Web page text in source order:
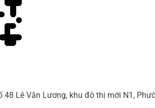
Lê Văn Lương, khu đô thị mới N1,